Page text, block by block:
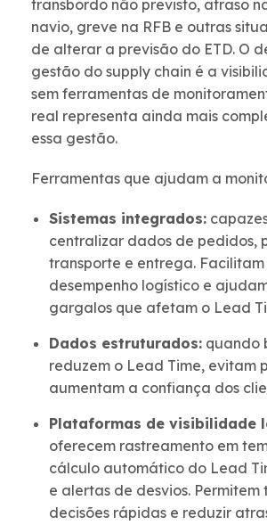
transbordo não previsto, atraso
navio, greve na RFB e outras
de alterar a previsão do ETD. O
gestão do supply chain é a
sem ferramentas de
real representa ainda mais
essa gestão.
Ferramentas que ajudam a
Sistemas integrados:
centralizar dados de pedidos,
transporte e entrega.
desempenho logístico e
gargalos que afetam o Lead
Dados estruturados: quando
reduzem o Lead Time, evitam
aumentam a confiança dos
Plataformas de visibilidade
oferecem rastreamento em
cálculo automático do Lead
e alertas de desvios. Permitem
decisões rápidas e reduzir